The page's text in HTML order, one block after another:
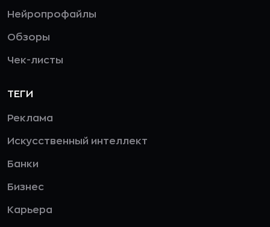
Нейропрофайлы
Обзоры
Чек-листы
ТЕГИ
Реклама
Искусственный интеллект
Банки
Бизнес
Карьера